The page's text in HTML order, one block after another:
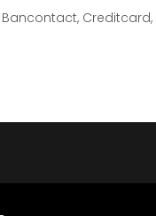
Bancontact,